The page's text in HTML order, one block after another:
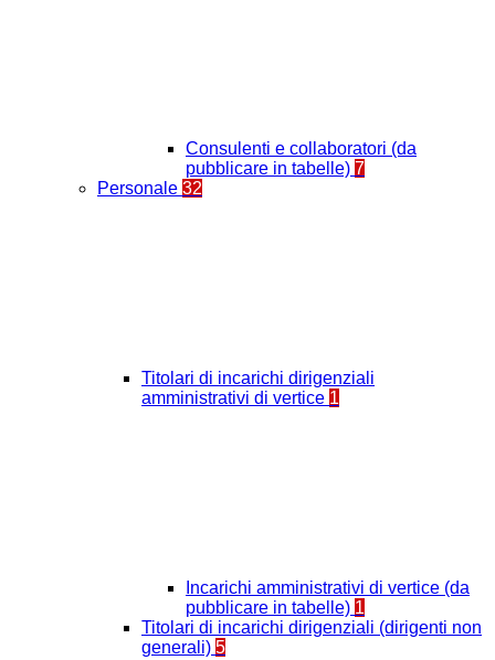
Consulenti e collaboratori (da
pubblicare in tabelle) 7
Personale 32
Titolari di incarichi dirigenziali
amministrativi di vertice 1
Incarichi amministrativi di vertice (da
pubblicare in tabelle) 1
Titolari di incarichi dirigenziali (dirigenti non
generali) 5